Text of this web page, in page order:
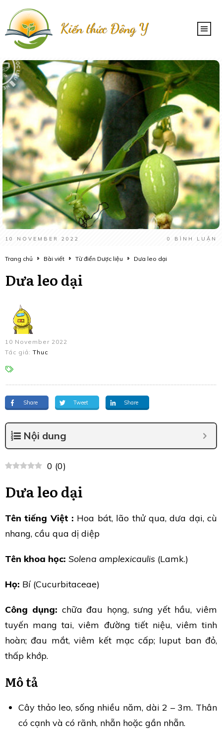
Kiến thức Đông Y
10 NOVEMBER 2022 0 BÌNH LUẬN
Trang chủ Bài viết Từ điển Dược liệu Dưa leo dại
Dưa leo dại
10 November 2022
Tác giả: Thuc
Share Tweet Share
Nội dung
0 (0)
Dưa leo dại
Tên tiếng Việt : Hoa bát, lão thử qua, dưa dại, cù
nhang, cầu qua dị diệp
Tên khoa học: Solena amplexicaulis (Lamk.)
Họ: Bí (Cucurbitaceae)
Công dụng: chữa đau họng, sưng yết hầu, viêm
tuyến mang tai, viêm đường tiết niệu, viêm tinh
hoàn; đau mắt, viêm kết mạc cấp; luput ban đỏ,
thấp khớp.
Mô tả
Cây thảo leo, sống nhiều năm, dài 2 – 3m. Thân
có cạnh và có rãnh, nhẵn hoặc gần nhẵn.